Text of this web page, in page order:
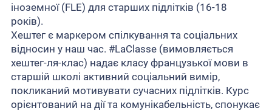
іноземної (FLE) для старших підлітків (16-18
років).
Хештег є маркером спілкування та соціальних
відносин у наш час. #LaClasse (вимовляється
хештег-ля-клас) надає класу французької мови в
старшій школі активний соціальний вимір,
покликаний мотивувати сучасних підлітків. Курс
орієнтований на дії та комунікабельність, спонукає